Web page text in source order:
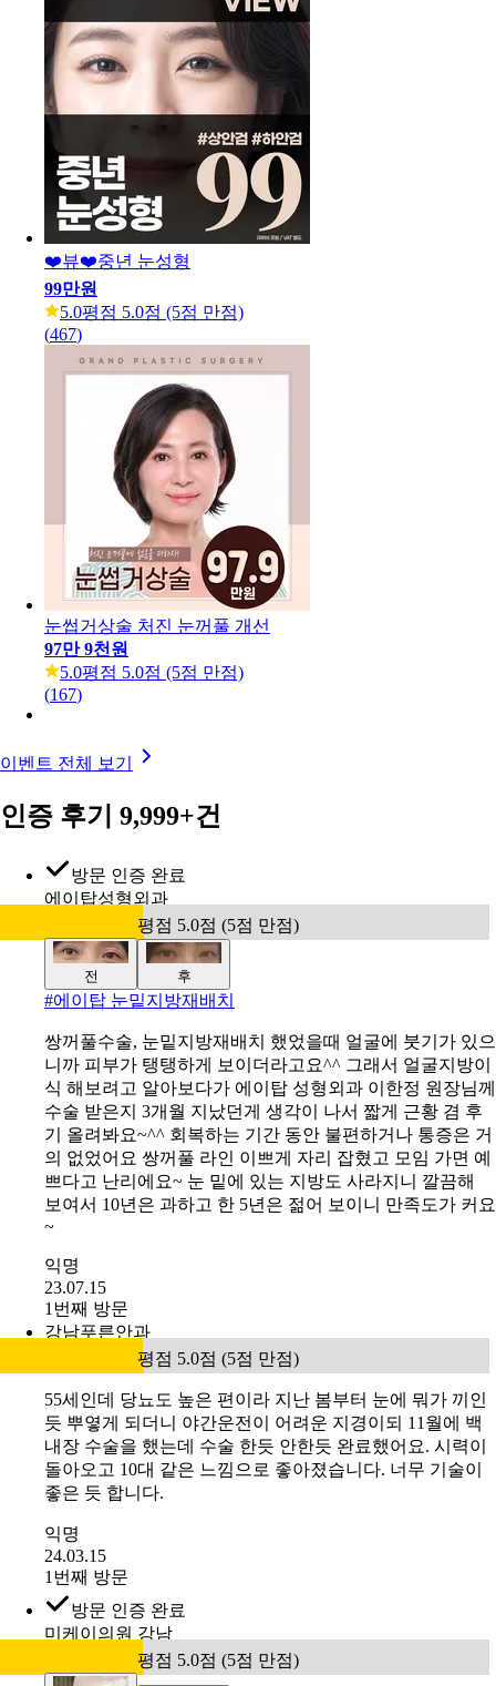
❤️뷰❤️중년 눈성형
99만원
5.0평점 5.0점 (5점 만점)
(467)
눈썹거상술 처진 눈꺼풀 개선
97만 9천원
5.0평점 5.0점 (5점 만점)
(167)
이벤트 전체 보기
인증 후기 9,999+건
방문 인증 완료
에이탑성형외과
평점 5.0점 (5점 만점)
전 후
#에이탑 눈밑지방재배치
쌍꺼풀수술, 눈밑지방재배치 했었을때 얼굴에 붓기가 있으
니까 피부가 탱탱하게 보이더라고요^^ 그래서 얼굴지방이
식 해보려고 알아보다가 에이탑 성형외과 이한정 원장님께
수술 받은지 3개월 지났던게 생각이 나서 짧게 근황 겸 후
기 올려봐요~^^ 회복하는 기간 동안 불편하거나 통증은 거
의 없었어요 쌍꺼풀 라인 이쁘게 자리 잡혔고 모임 가면 예
쁘다고 난리에요~ 눈 밑에 있는 지방도 사라지니 깔끔해
보여서 10년은 과하고 한 5년은 젊어 보이니 만족도가 커요
~
익명
23.07.15
1번째 방문
강남푸른안과
평점 5.0점 (5점 만점)
55세인데 당뇨도 높은 편이라 지난 봄부터 눈에 뭐가 끼인
듯 뿌옇게 되더니 야간운전이 어려운 지경이되 11월에 백
내장 수술을 했는데 수술 한듯 안한듯 완료했어요. 시력이
돌아오고 10대 같은 느낌으로 좋아졌습니다. 너무 기술이
좋은 듯 합니다.
익명
24.03.15
1번째 방문
방문 인증 완료
미케이의원 강남
평점 5.0점 (5점 만점)